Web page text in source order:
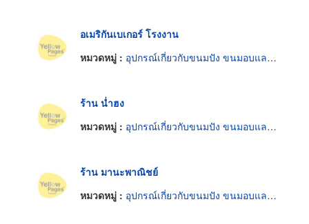
อเมริกันเบเกอร์ โรงงาน
หมวดหมู่ : อุปกรณ์เกี่ยวกับขนมปัง ขนมอบและเค้ก
ร้าน น่ำฮง
หมวดหมู่ : อุปกรณ์เกี่ยวกับขนมปัง ขนมอบและเค้ก
ร้าน มานะพาณิชย์
หมวดหมู่ : อุปกรณ์เกี่ยวกับขนมปัง ขนมอบและเค้ก